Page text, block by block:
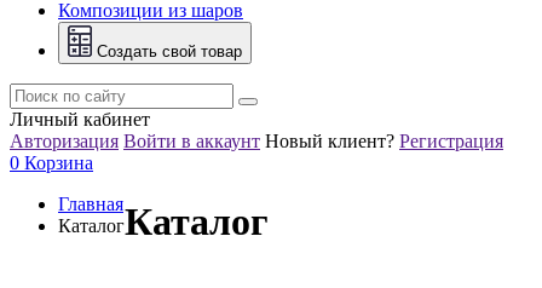
Композиции из шаров
Создать свой товар
Личный кабинет
Авторизация Войти в аккаунт Новый клиент? Регистрация
0 Корзина
Главная
КаталогКаталог